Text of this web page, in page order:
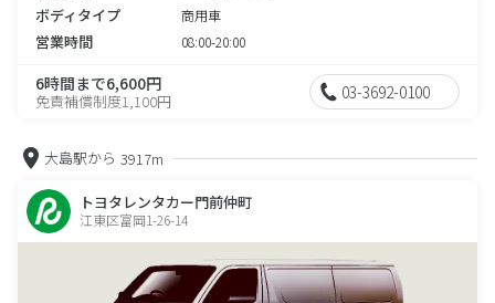
ボディタイプ 商用車
営業時間 08:00-20:00
6時間まで6,600円
免責補償制度1,100円 03-3692-0100
大島駅から 3917m
トヨタレンタカー門前仲町
江東区富岡1-26-14